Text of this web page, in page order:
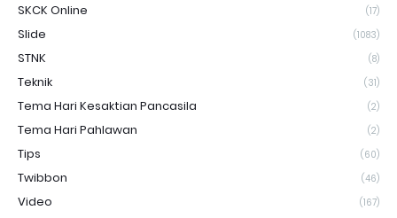
SKCK Online (17)
Slide (1083)
STNK (8)
Teknik (31)
Tema Hari Kesaktian Pancasila (2)
Tema Hari Pahlawan (2)
Tips (60)
Twibbon (46)
Video (167)